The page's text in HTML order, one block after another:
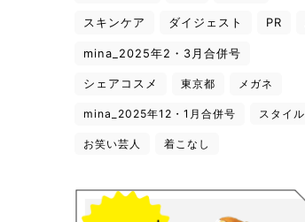
スキンケア ダイジェスト PR
mina_2025年2・3月合併号
シェアコスメ 東京都 メガネ
mina_2025年12・1月合併号 スタイル
お笑い芸人 着こなし